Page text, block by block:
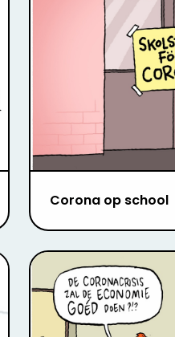
Corona op school